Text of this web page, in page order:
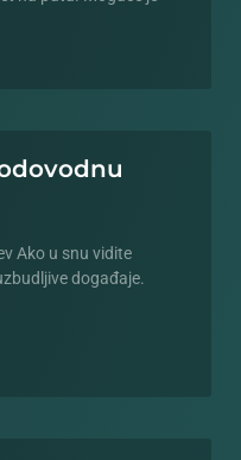
Ako u snu vidite
događaje.